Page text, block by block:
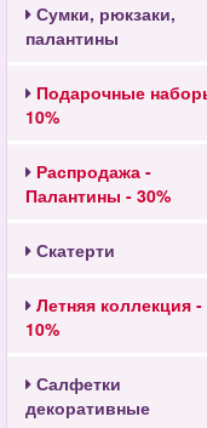
Сумки, рюкзаки,
палантины
Подарочные
10%
Распродажа -
Палантины - 30%
Скатерти
Летняя коллекция -
10%
Салфетки
декоративные